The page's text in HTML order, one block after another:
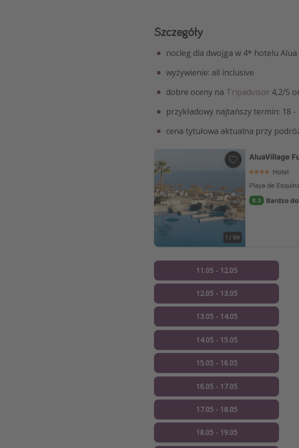
Szczegóły
nocleg dla dwojga w 4* hotelu
wyżywienie: all inclusive
dobre oceny na Tripadvisor 4,2/5
przykładowy najtańszy termin: 18 -
cena tytułowa aktualna przy
11.05 - 12.05
12.05 - 13.05
13.05 - 14.05
14.05 - 15.05
15.05 - 16.05
16.05 - 17.05
17.05 - 18.05
18.05 - 19.05